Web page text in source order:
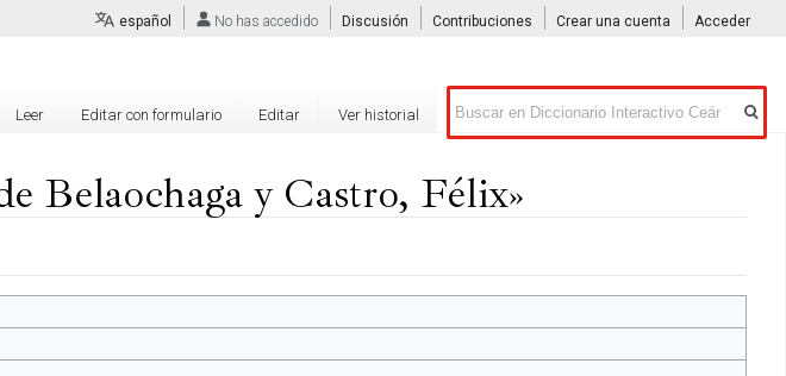
Belaochaga y Castro, Félix»
español No has accedido Discusión Contribuciones Crear una cuenta Acceder
Leer Editar con formulario Editar Ver historial
Buscar